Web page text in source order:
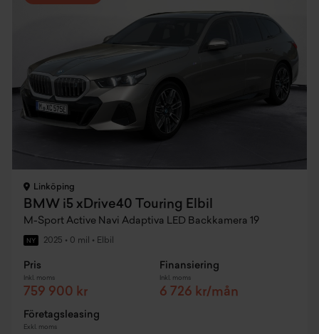
Linköping
BMW i5 xDrive40 Touring Elbil
M-Sport Active Navi Adaptiva LED Backkamera 19
NY 2025 • 0 mil • Elbil
Pris
Inkl. moms
759 900 kr
Finansiering
Inkl. moms
6 726 kr/mån
Företagsleasing
Exkl. moms